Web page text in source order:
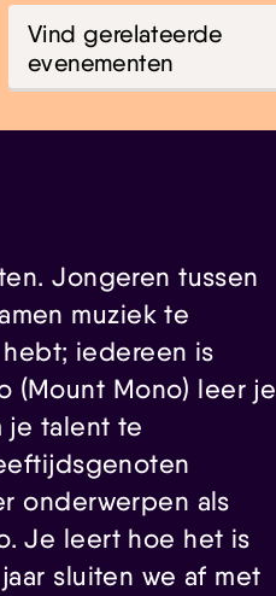
Vind gerelateerde
evenementen
Jongeren tussen
muziek te
iedereen is
(Mount Mono) leer je
je talent te
onderwerpen als
Je leert hoe het is
sluiten we af met